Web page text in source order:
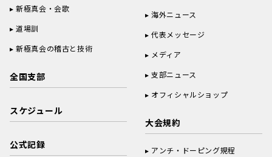
新極真会・会歌
道場訓
新極真会の稽古と技術
全国支部
スケジュール
公式記録
海外ニュース
代表メッセージ
メディア
支部ニュース
オフィシャルショップ
大会規約
アンチ・ドーピング規程